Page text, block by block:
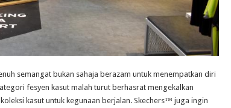
semangat bukan sahaja berazam untuk menempatkan diri
fesyen kasut malah turut berhasrat mengekalkan
kasut untuk kegunaan berjalan. Skechers™ juga ingin